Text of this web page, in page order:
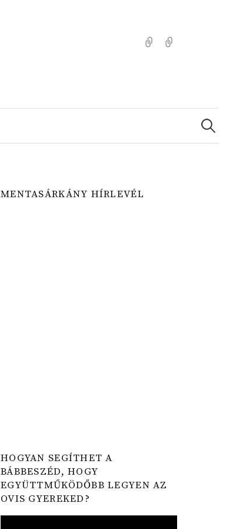
Kezdőlap
Search
for:
MENTASÁRKÁNY HÍRLEVÉL
HOGYAN SEGÍTHET A
BÁBBESZÉD, HOGY
EGYÜTTMŰKÖDŐBB LEGYEN AZ
OVIS GYEREKED?